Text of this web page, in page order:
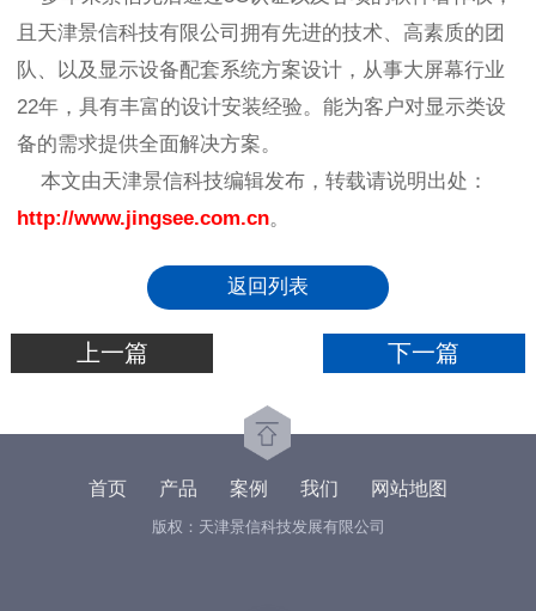
且天津景信科技有限公司拥有先进的技术、高素质的团
队、以及显示设备配套系统方案设计，从事大屏幕行业
22年，具有丰富的设计安装经验。能为客户对显示类设
备的需求提供全面解决方案。
本文由天津景信科技编辑发布，转载请说明出处：
http://www.jingsee.com.cn。
返回列表
上一篇 下一篇
首页 产品 案例 我们 网站地图
版权：天津景信科技发展有限公司